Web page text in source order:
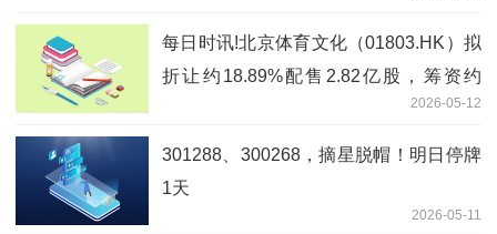
每日时讯!北京体育文化（01803.HK）拟
折让约18.89%配售2.82亿股，筹资约
2026-05-12
301288、300268，摘星脱帽！明日停牌
1天
2026-05-11